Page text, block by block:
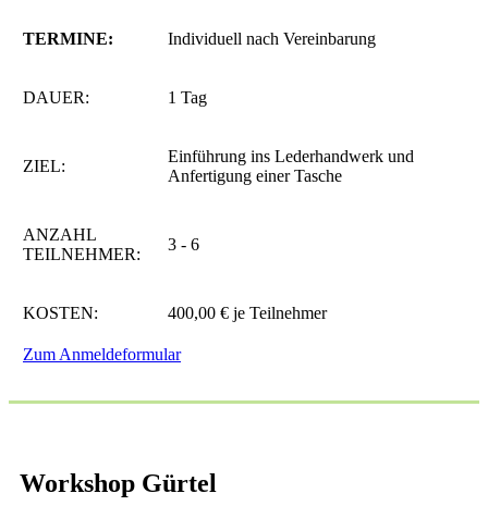
TERMINE: Individuell nach Vereinbarung
DAUER: 1 Tag
ZIEL:
Einführung ins Lederhandwerk und
Anfertigung einer Tasche
ANZAHL
TEILNEHMER:
3 - 6
KOSTEN: 400,00 € je Teilnehmer
Zum Anmeldeformular
Workshop Gürtel